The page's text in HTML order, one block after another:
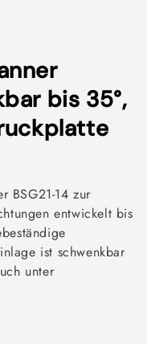
bis 35°,
BSG21-14 zur
entwickelt bis
ist schwenkbar
unter